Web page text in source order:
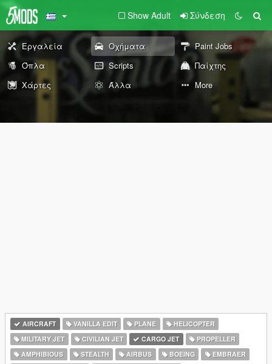
Show Adult Σύνδεση
Εργαλεία Οχήματα
Paint Jobs
Όπλα
Scripts
Παίχτης
Χάρτες
Άλλα More
AIRCRAFT VANILLA EDIT PLANE
HELICOPTER
MILITARY JET
CIVILIAN JET CARGO JET
PROPELLER
AMPHIBIOUS
STEALTH AIRBUS BOEING
EMBRAER